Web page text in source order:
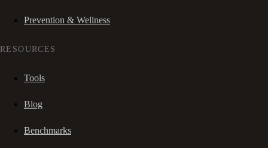
Prevention & Wellness
RESOURCES
Tools
Blog
Benchmarks